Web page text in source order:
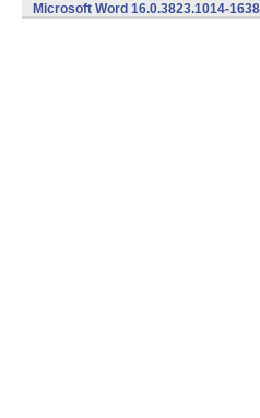
Microsoft Word 16.0.3823.1014-